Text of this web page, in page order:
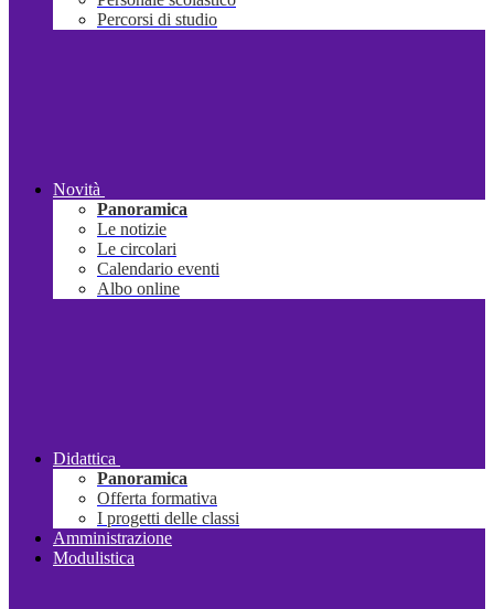
Percorsi di studio
Novità
Panoramica
Le notizie
Le circolari
Calendario eventi
Albo online
Didattica
Panoramica
Offerta formativa
I progetti delle classi
Amministrazione
Modulistica